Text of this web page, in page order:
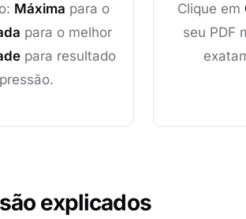
Máxima para o
para o melhor
para resultado
Clique em
seu PDF
explicados